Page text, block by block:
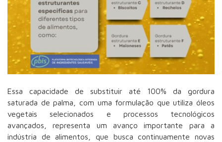
Essa capacidade de substituir até 100% da gordura
saturada de palma, com uma formulação que utiliza óleos
vegetais selecionados e processos tecnológicos
avançados, representa um avanço importante para a
indústria de alimentos, que busca continuamente novas